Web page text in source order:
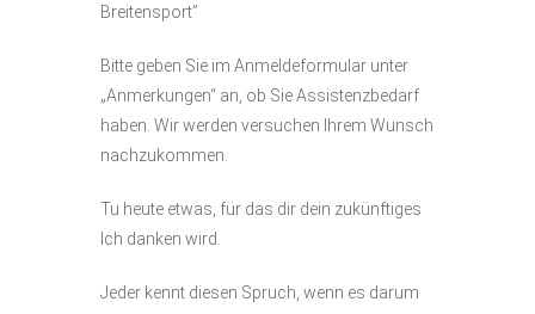
Breitensport”
Bitte geben Sie im Anmeldeformular unter
„Anmerkungen“ an, ob Sie Assistenzbedarf
haben. Wir werden versuchen Ihrem Wunsch
nachzukommen.
Tu heute etwas, für das dir dein zukünftiges
Ich danken wird.
Jeder kennt diesen Spruch, wenn es darum